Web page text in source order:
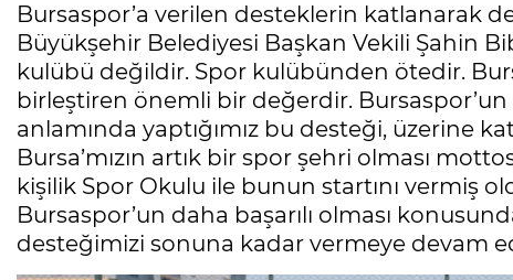
Bursaspor’a verilen desteklerin katlanarak
Büyükşehir Belediyesi Başkan Vekili Şahin
kulübü değildir. Spor kulübünden ötedir.
birleştiren önemli bir değerdir.
anlamında yaptığımız bu desteği, üzerine
Bursa’mızın artık bir spor şehri olması
kişilik Spor Okulu ile bunun startını vermiş
Bursaspor’un daha başarılı olması
desteğimizi sonuna kadar vermeye devam